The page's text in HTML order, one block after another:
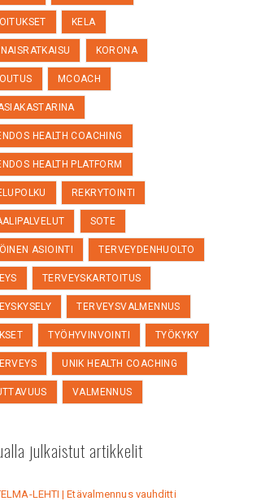
KELA
KORONA
MCOACH
HEALTH COACHING
HEALTH PLATFORM
REKRYTOINTI
SOTE
ASIOINTI TERVEYDENHUOLTO
TERVEYSKARTOITUS
TERVEYSVALMENNUS
TYÖHYVINVOINTI TYÖKYKY
UNIK HEALTH COACHING
VALMENNUS
julkaistut artikkelit
LEHTI | Etävalmennus vauhditti